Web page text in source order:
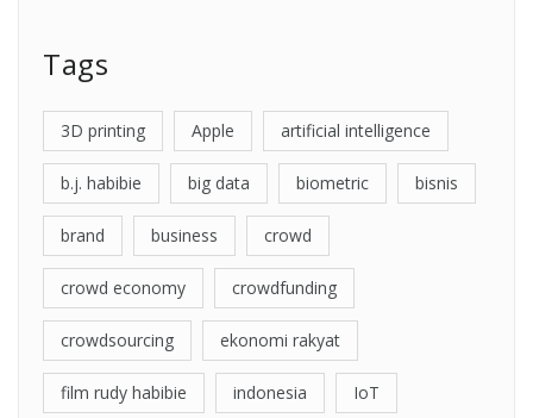
Tags
3D printing Apple artificial intelligence
b.j. habibie big data biometric bisnis
brand business crowd
crowd economy crowdfunding
crowdsourcing ekonomi rakyat
film rudy habibie indonesia IoT